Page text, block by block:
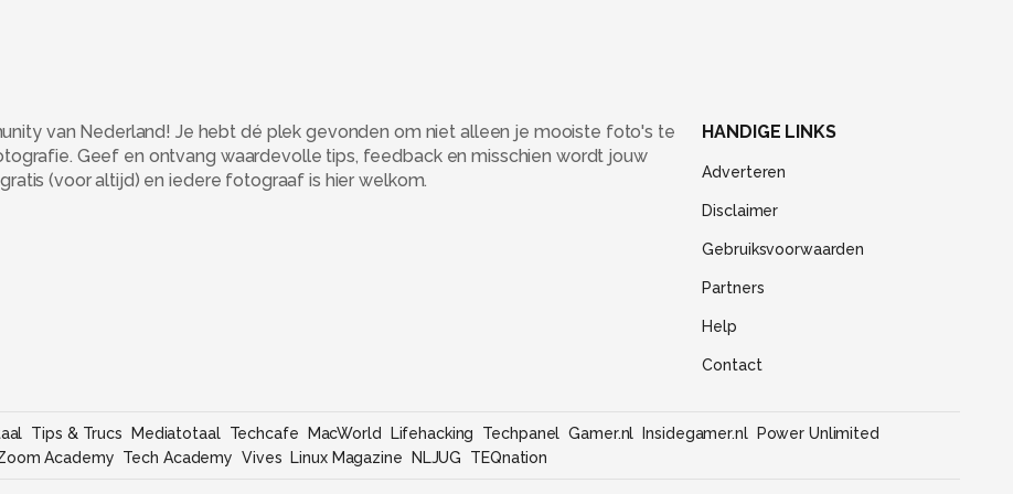
van Nederland! Je hebt dé plek gevonden om niet alleen je mooiste foto's te
Geef en ontvang waardevolle tips, feedback en misschien wordt jouw
(voor altijd) en iedere fotograaf is hier welkom.
HANDIGE LINKS
Adverteren
Disclaimer
Gebruiksvoorwaarden
Partners
Help
Contact
Tips & Trucs Mediatotaal Techcafe MacWorld Lifehacking Techpanel Gamer.nl Insidegamer.nl
Power Unlimited
Academy Tech Academy Vives Linux Magazine NLJUG TEQnation